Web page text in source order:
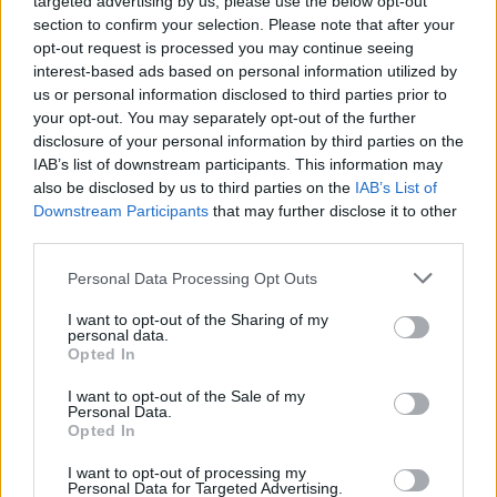
section to confirm your selection. Please note that after your
opt-out request is processed you may continue seeing
interest-based ads based on personal information utilized by
us or personal information disclosed to third parties prior to
your opt-out. You may separately opt-out of the further
disclosure of your personal information by third parties on the
IAB’s list of downstream participants. This information may
also be disclosed by us to third parties on the IAB’s List of
Downstream Participants that may further disclose it to other
Personal Data Processing Opt Outs
I want to opt-out of the Sharing of my
personal data.
Opted In
I want to opt-out of the Sale of my
Personal Data.
Opted In
I want to opt-out of processing my
Personal Data for Targeted Advertising.
CZYTAJ TEŻ: Hylissang poza składem Vitality.
Zastąpi go… były midlaner
Daglas i Tracyn już się nie patyczkowali
i zdobyli mistrzostwo Hiszpanii
Bardziej wyrównanie było natomiast w trzeciej odsłonie
meczu. Czekolad i spółka dobrze zaczęli i wydawało się,
że będą w stanie rozwinąć przewagę. HRTS jednak
szybko wróciło na właściwe tory, przejmując inicjatywę
w tym pojedynku. Finalnie to właśnie Heretycy zdołali
wspomnieć, że Daglas zaskoczył w tej grze, decydując
się na wybór Dariusa do dżungli.
Zespół polskiego midlanera został tym samym
przyparty do muru i jeśli jeszcze marzył o ewentualnym
Niestety dla niego, formacja z dwójką naszych rodaków